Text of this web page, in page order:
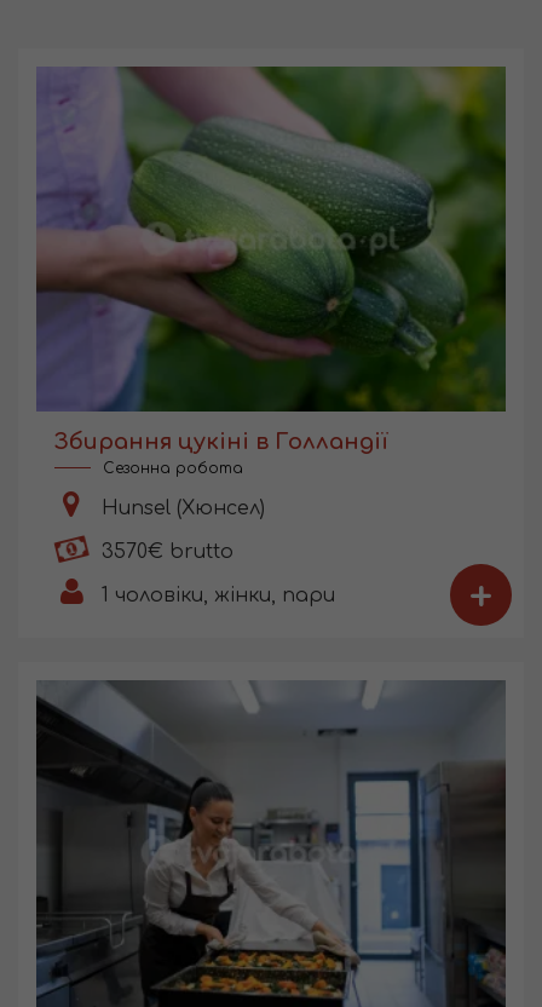
Збирання цукіні в Голландії
Сезонна робота
Hunsel (Хюнсел)
3570€ brutto
1 чоловіки, жінки, пари +